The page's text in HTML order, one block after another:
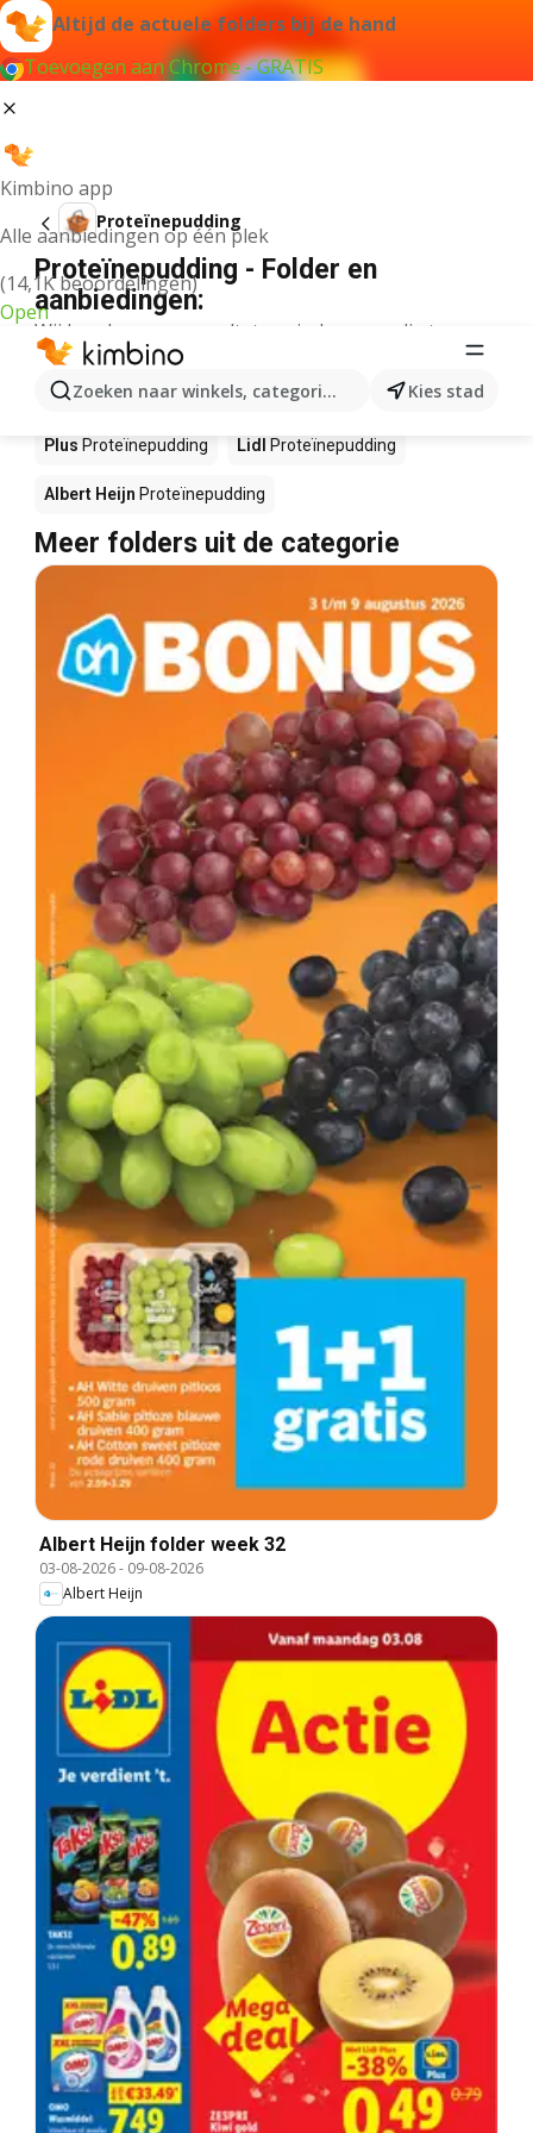
Altijd de actuele folders bij de hand
Toevoegen aan Chrome - GRATIS
Kimbino app
Alle aanbiedingen op één plek
(14,1K beoordelingen)
Open
Zoeken naar winkels, categorieën, producten...
Kies stad
Proteïnepudding
Proteïnepudding - Folder en
aanbiedingen:
Wij konden geen resultaten vinden voor die term.
Proteïnepudding in actie – Waar te
koop?
Plus Proteïnepudding Lidl Proteïnepudding
Albert Heijn Proteïnepudding
Meer folders uit de categorie
Albert Heijn folder week 32
03-08-2026- 09-08-2026
Albert Heijn